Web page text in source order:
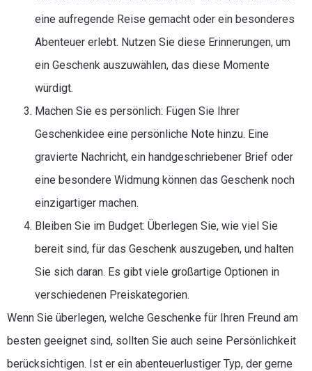
eine aufregende Reise gemacht oder ein besonderes
Abenteuer erlebt. Nutzen Sie diese Erinnerungen, um
ein Geschenk auszuwählen, das diese Momente
würdigt.
Machen Sie es persönlich: Fügen Sie Ihrer
Geschenkidee eine persönliche Note hinzu. Eine
gravierte Nachricht, ein handgeschriebener Brief oder
eine besondere Widmung können das Geschenk noch
einzigartiger machen.
Bleiben Sie im Budget: Überlegen Sie, wie viel Sie
bereit sind, für das Geschenk auszugeben, und halten
Sie sich daran. Es gibt viele großartige Optionen in
verschiedenen Preiskategorien.
Wenn Sie überlegen, welche Geschenke für Ihren Freund am
besten geeignet sind, sollten Sie auch seine Persönlichkeit
berücksichtigen. Ist er ein abenteuerlustiger Typ, der gerne